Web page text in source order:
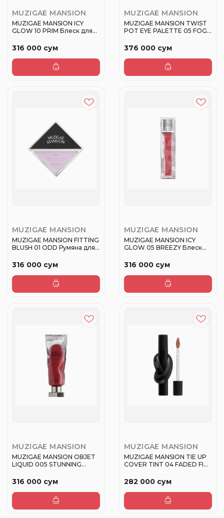
MUZIGAE MANSION
MUZIGAE MANSION ICY
GLOW 10 PRIM Блеск для
316 000 сум
MUZIGAE MANSION
MUZIGAE MANSION TWIST
POT EYE PALETTE 05 FOG
376 000 сум
MUZIGAE MANSION
MUZIGAE MANSION FITTING
BLUSH 01 ODD Румяна для
316 000 сум
MUZIGAE MANSION
MUZIGAE MANSION ICY
GLOW 05 BREEZY Блеск
316 000 сум
MUZIGAE MANSION
MUZIGAE MANSION OBJET
LIQUID 005 STUNNING
316 000 сум
MUZIGAE MANSION
MUZIGAE MANSION TIE UP
COVER TINT 04 FADED FIG
282 000 сум